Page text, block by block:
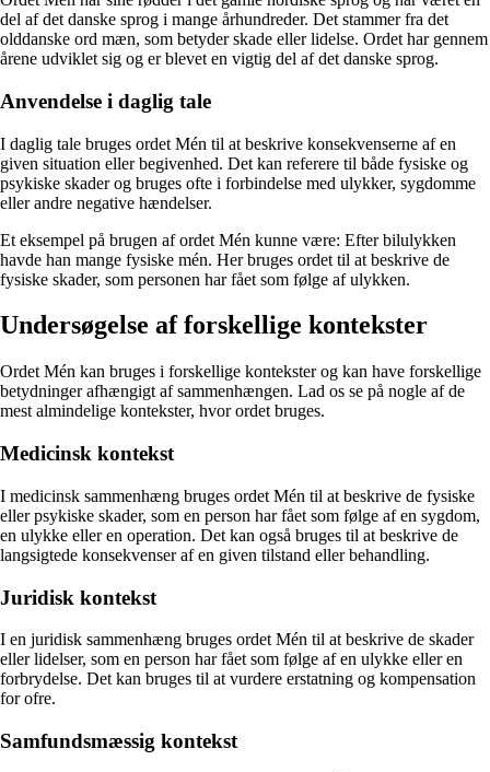
del af det danske sprog i mange århundreder. Det stammer fra det
olddanske ord mæn, som betyder skade eller lidelse. Ordet har gennem
årene udviklet sig og er blevet en vigtig del af det danske sprog.
Anvendelse i daglig tale
I daglig tale bruges ordet Mén til at beskrive konsekvenserne af en
given situation eller begivenhed. Det kan referere til både fysiske og
psykiske skader og bruges ofte i forbindelse med ulykker, sygdomme
eller andre negative hændelser.
Et eksempel på brugen af ordet Mén kunne være: Efter bilulykken
havde han mange fysiske mén. Her bruges ordet til at beskrive de
fysiske skader, som personen har fået som følge af ulykken.
Undersøgelse af forskellige kontekster
Ordet Mén kan bruges i forskellige kontekster og kan have forskellige
betydninger afhængigt af sammenhængen. Lad os se på nogle af de
mest almindelige kontekster, hvor ordet bruges.
Medicinsk kontekst
I medicinsk sammenhæng bruges ordet Mén til at beskrive de fysiske
eller psykiske skader, som en person har fået som følge af en sygdom,
en ulykke eller en operation. Det kan også bruges til at beskrive de
langsigtede konsekvenser af en given tilstand eller behandling.
Juridisk kontekst
I en juridisk sammenhæng bruges ordet Mén til at beskrive de skader
eller lidelser, som en person har fået som følge af en ulykke eller en
forbrydelse. Det kan bruges til at vurdere erstatning og kompensation
for ofre.
Samfundsmæssig kontekst